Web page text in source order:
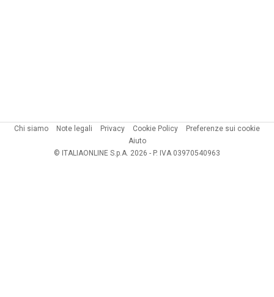
Chi siamo Note legali Privacy Cookie Policy
Preferenze sui cookie
Aiuto
© ITALIAONLINE S.p.A. 2026 - P. IVA 03970540963